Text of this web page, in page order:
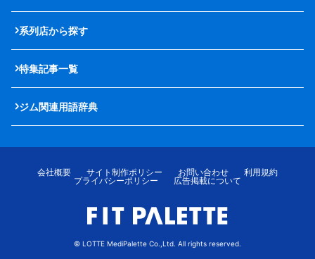
系列店から探す
特集記事一覧
ジム関連用語辞典
会社概要 サイト制作ポリシー お問い合わせ
利用規約
プライバシーポリシー
広告掲載について
© LOTTE MediPalette Co.,Ltd. All rights reserved.